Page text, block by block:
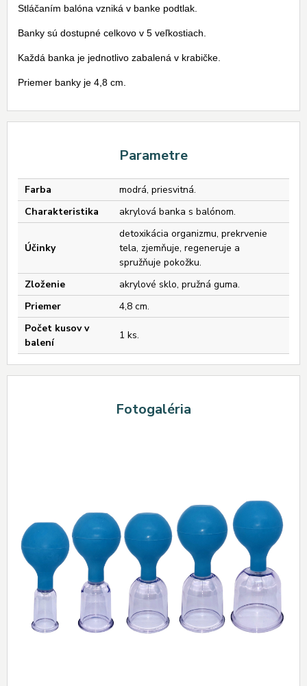
Stláčaním balóna vzniká v banke podtlak.
Banky sú dostupné celkovo v 5 veľkostiach.
Každá banka je jednotlivo zabalená v krabičke.
Priemer banky je 4,8 cm.
Parametre
Farba
modrá, priesvitná.
Charakteristika
akrylová banka s balónom.
Účinky
detoxikácia organizmu, prekrvenie
tela, zjemňuje, regeneruje a
spružňuje pokožku.
Zloženie
akrylové sklo, pružná guma.
Priemer
4,8 cm.
Počet kusov v
balení
1 ks.
Fotogaléria